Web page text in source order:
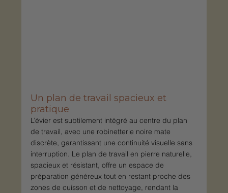
Un plan de travail spacieux et
pratique
L’évier est subtilement intégré au centre du plan
de travail, avec une robinetterie noire mate
discrète, garantissant une continuité visuelle sans
interruption. Le plan de travail en pierre naturelle,
spacieux et résistant, offre un espace de
préparation généreux tout en restant proche des
zones de cuisson et de nettoyage, rendant la